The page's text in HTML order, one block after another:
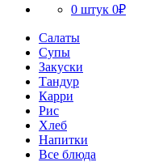
0 штук 0₽
Салаты
Супы
Закуски
Тандур
Карри
Рис
Хлеб
Напитки
Все блюда